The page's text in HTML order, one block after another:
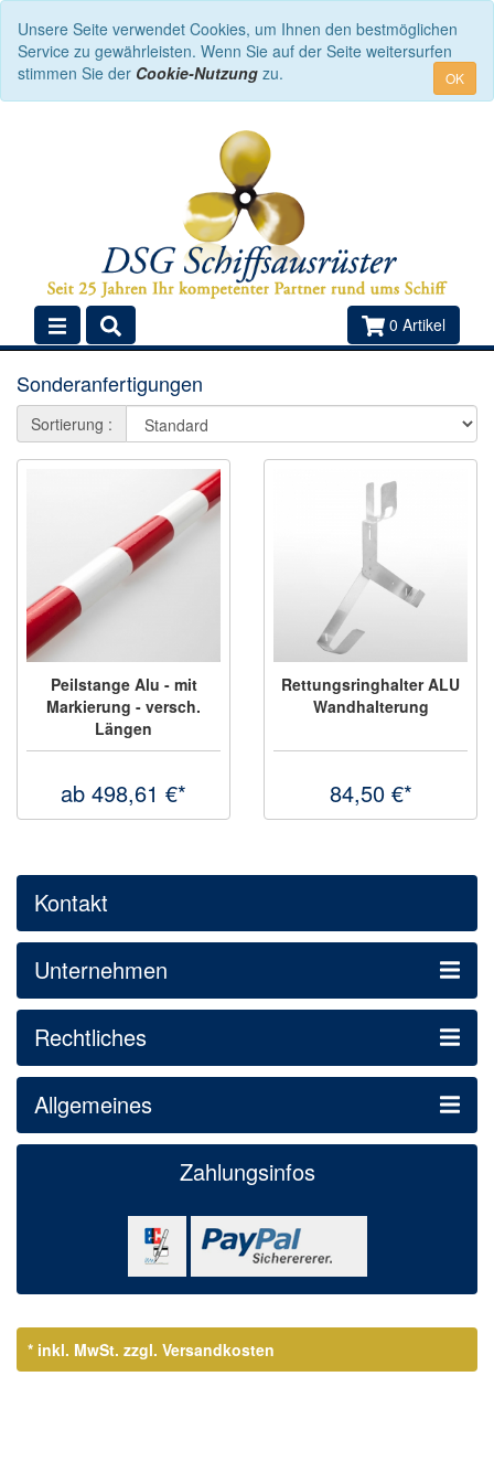
Unsere Seite verwendet Cookies, um Ihnen den bestmöglichen
Service zu gewährleisten. Wenn Sie auf der Seite weitersurfen
stimmen Sie der Cookie-Nutzung zu. OK
0 Artikel
Sonderanfertigungen
Sortierung :
Peilstange Alu - mit
Markierung - versch.
Längen
ab 498,61 €*
Rettungsringhalter ALU
Wandhalterung
84,50 €*
Kontakt
Unternehmen
Rechtliches
Allgemeines
Zahlungsinfos
* inkl. MwSt. zzgl. Versandkosten